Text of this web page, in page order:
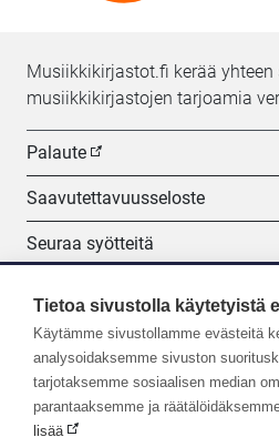
Musiikkikirjastot.fi kerää
musiikkikirjastojen tarjoamia
Palaute
Saavutettavuusseloste
Seuraa syötteitä
Seuraa
Tietoa sivustolla käytetyistä
Käytämme sivustollamme evästeitä
analysoidaksemme sivuston
tarjotaksemme sosiaalisen median
parantaaksemme ja
lisää